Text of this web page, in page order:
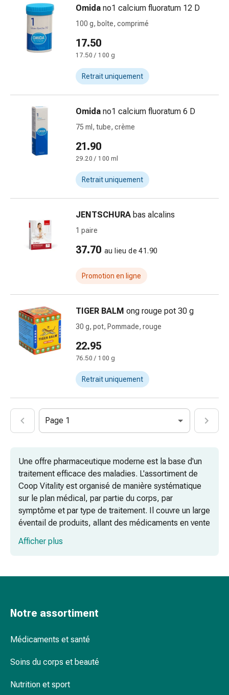
pieds
Traitement
cicatrices
sèche
Transpiration
pathologique
Peau
impure
fièvre
Éruption
cutanée
Acné
naturels
Thérapie
fleurs
Bach
base
bourgeons
plantes
Homéopathie
de
Schüssler
Rein,
vessie,
prostate
Troubles
urinaires
Prostate
Troubles
et
vessie
et
Maux
tête
Omida no1 calcium fluoratum 12 D
100 g, boîte, comprimé
17.50
17.50 / 100 g
Retrait uniquement
Omida no1 calcium fluoratum 6 D
75 ml, tube, crème
21.90
29.20 / 100 ml
Retrait uniquement
JENTSCHURA bas alcalins
1 paire
37.70 au lieu de 41.90
Promotion en ligne
TIGER BALM ong rouge pot 30 g
30 g, pot, Pommade, rouge
22.95
76.50 / 100 g
Retrait uniquement
Page 1
Une offre pharmaceutique moderne est la base d'un
traitement efficace des maladies. L'assortiment de
Coop Vitality est organisé de manière systématique
sur le plan médical, par partie du corps, par
symptôme et par type de traitement. Il couvre un large
éventail de produits, allant des médicaments en vente
libre et sur ordonnance aux dispositifs médicaux et
aux remèdes naturels, afin de garantir une prise en
Métabolisme, digestion et système
remèdes naturels
Foire aux questions (FAQ)
Afficher plus
Notre assortiment
Médicaments et santé
Soins du corps et beauté
Nutrition et sport